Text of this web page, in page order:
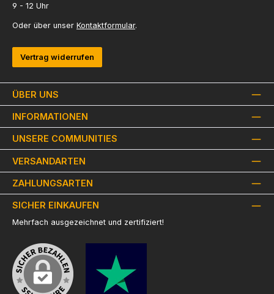
ÜBER UNS
INFORMATIONEN
9 - 12 Uhr
Oder über unser Kontaktformular.
Vertrag widerrufen
UNSERE COMMUNITIES
VERSANDARTEN
ZAHLUNGSARTEN
SICHER EINKAUFEN
Mehrfach ausgezeichnet und zertifiziert!